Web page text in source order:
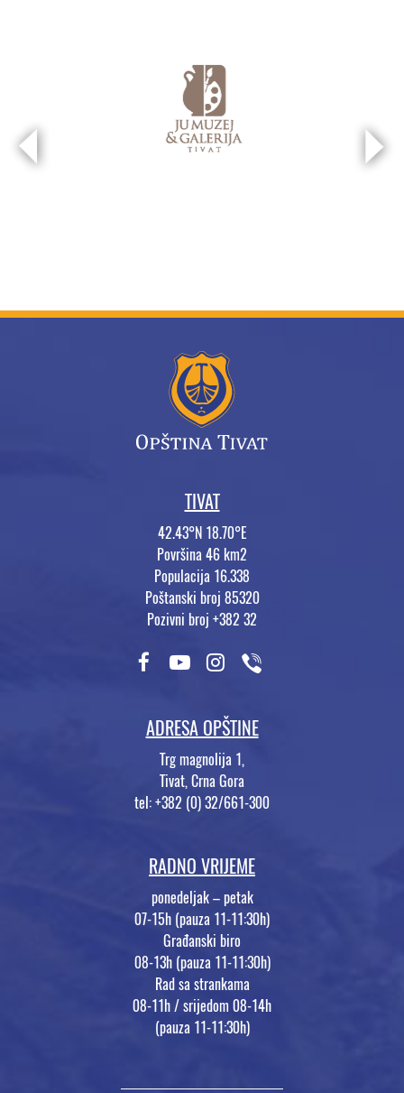
TIVAT
42.43°N 18.70°E
Površina 46 km2
Populacija 16.338
Poštanski broj 85320
Pozivni broj +382 32
ADRESA OPŠTINE
Trg magnolija 1,
Tivat, Crna Gora
tel: +382 (0) 32/661-300
RADNO VRIJEME
ponedeljak – petak
07-15h (pauza 11-11:30h)
Građanski biro
08-13h (pauza 11-11:30h)
Rad sa strankama
08-11h / srijedom 08-14h
(pauza 11-11:30h)